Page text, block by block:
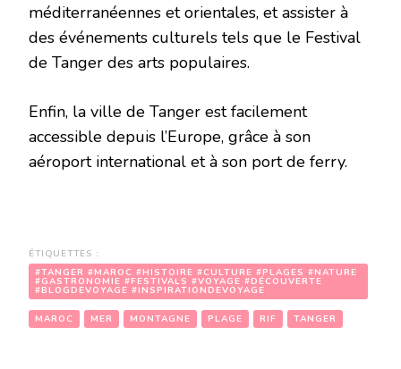
méditerranéennes et orientales, et assister à
des événements culturels tels que le Festival
de Tanger des arts populaires.
Enfin, la ville de Tanger est facilement
accessible depuis l’Europe, grâce à son
aéroport international et à son port de ferry.
ÉTIQUETTES :
#TANGER #MAROC #HISTOIRE #CULTURE #PLAGES #NATURE
#GASTRONOMIE #FESTIVALS #VOYAGE #DÉCOUVERTE
#BLOGDEVOYAGE #INSPIRATIONDEVOYAGE
MAROC MER MONTAGNE PLAGE RIF TANGER